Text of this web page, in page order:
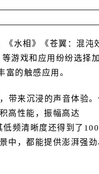
《水相》《苍翼：混沌
游戏和应用纷纷选择
的触感应用。
带来沉浸的声音体验
高性能，振幅高达
频清晰度还得到了
中，都能提供澎湃强